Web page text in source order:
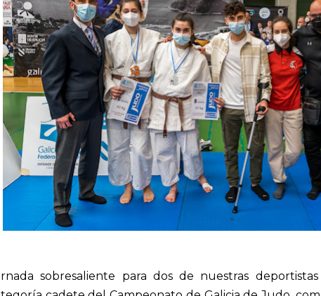
sobresaliente para dos de nuestras